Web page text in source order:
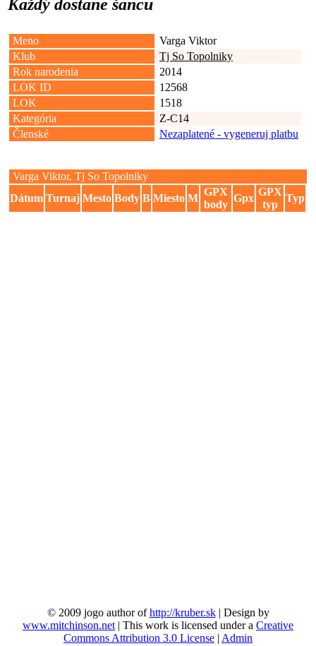
Každý dostane šancu
Meno
Varga Viktor
Klub
Tj So Topolniky
Rok narodenia
2014
LOK ID
12568
LOK
1518
Kategória
Z-C14
Členské
Nezaplatené - vygeneruj platbu
Varga Viktor, Tj So Topolniky
Dátum Turnaj Mesto Body B Miesto M
GPX
body
Gpx
GPX
typ
Typ
© 2009 jogo author ofhttp://kruber.sk| Design by
www.mitchinson.net | This work is licensed under a Creative
Commons Attribution 3.0 License | Admin